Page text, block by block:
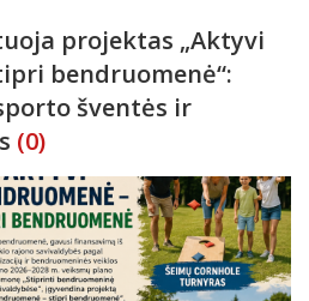
projektas „Aktyvi
bendruomenė“:
šventės ir
(0)